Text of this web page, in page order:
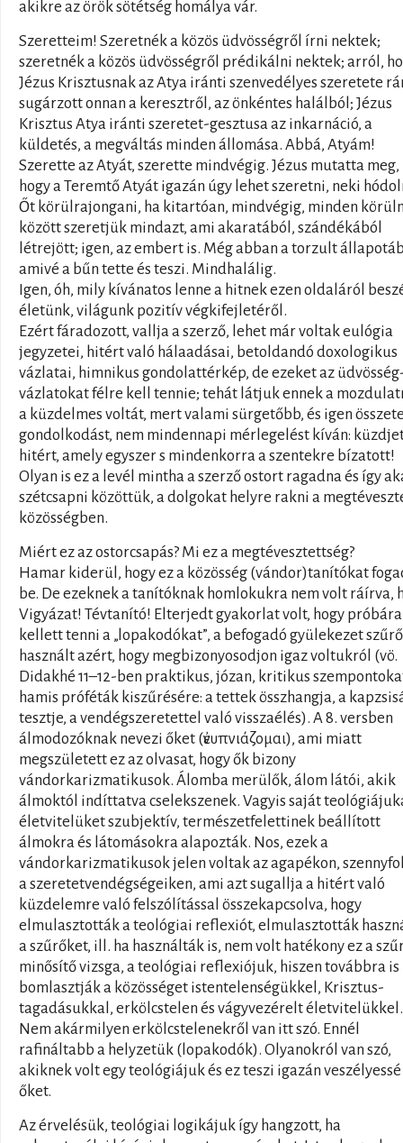
akikre az örök sötétség homálya vár.
Szeretteim! Szeretnék a közös üdvösségről írni nektek;
szeretnék a közös üdvösségről prédikálni nektek; arról,
Jézus Krisztusnak az Atya iránti szenvedélyes szeretete
sugárzott onnan a keresztről, az önkéntes halálból; Jézus
Krisztus Atya iránti szeretet-gesztusa az inkarnáció, a
küldetés, a megváltás minden állomása. Abbá, Atyám!
Szerette az Atyát, szerette mindvégig. Jézus mutatta meg,
hogy a Teremtő Atyát igazán úgy lehet szeretni, neki
Őt körülrajongani, ha kitartóan, mindvégig, minden
között szeretjük mindazt, ami akaratából, szándékából
létrejött; igen, az embert is. Még abban a torzult
amivé a bűn tette és teszi. Mindhalálig.
Igen, óh, mily kívánatos lenne a hitnek ezen oldaláról
életünk, világunk pozitív végkifejletéről.
Ezért fáradozott, vallja a szerző, lehet már voltak eulógia
jegyzetei, hitért való hálaadásai, betoldandó doxologikus
vázlatai, himnikus gondolattérkép, de ezeket az
vázlatokat félre kell tennie; tehát látjuk ennek a
a küzdelmes voltát, mert valami sürgetőbb, és igen
gondolkodást, nem mindennapi mérlegelést kíván:
hitért, amely egyszer s mindenkorra a szentekre bízatott!
Olyan is ez a levél mintha a szerző ostort ragadna és így
szétcsapni közöttük, a dolgokat helyre rakni a
közösségben.
Miért ez az ostorcsapás? Mi ez a megtévesztettség?
Hamar kiderül, hogy ez a közösség (vándor)tanítókat
be. De ezeknek a tanítóknak homlokukra nem volt ráírva,
Vigyázat! Tévtanító! Elterjedt gyakorlat volt, hogy próbára
kellett tenni a „lopakodókat”, a befogadó gyülekezet
használt azért, hogy megbizonyosodjon igaz voltukról (vö.
Didakhé 11–12-ben praktikus, józan, kritikus
hamis próféták kiszűrésére: a tettek összhangja, a
tesztje, a vendégszeretettel való visszaélés). A 8. versben
álmodozóknak nevezi őket (ἐνυπνιάζομαι), ami miatt
megszületett ez az olvasat, hogy ők bizony
vándorkarizmatikusok. Álomba merülők, álom látói, akik
álmoktól indíttatva cselekszenek. Vagyis saját
életvitelüket szubjektív, természetfelettinek beállított
álmokra és látomásokra alapozták. Nos, ezek a
vándorkarizmatikusok jelen voltak az agapékon,
a szeretetvendégségeiken, ami azt sugallja a hitért való
küzdelemre való felszólítással összekapcsolva, hogy
elmulasztották a teológiai reflexiót, elmulasztották
a szűrőket, ill. ha használták is, nem volt hatékony ez a
minősítő vizsga, a teológiai reflexiójuk, hiszen továbbra is
bomlasztják a közösséget istentelenségükkel, Krisztus-
tagadásukkal, erkölcstelen és vágyvezérelt életvitelükkel.
Nem akármilyen erkölcstelenekről van itt szó. Ennél
rafináltabb a helyzetük (lopakodók). Olyanokról van szó,
akiknek volt egy teológiájuk és ez teszi igazán veszélyessé
őket.
Az érvelésük, teológiai logikájuk így hangzott, ha